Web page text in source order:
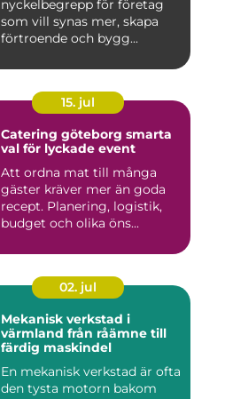
nyckelbegrepp för företag
som vill synas mer, skapa
förtroende och bygg...
15. jul
Catering göteborg smarta
val för lyckade event
Att ordna mat till många
gäster kräver mer än goda
recept. Planering, logistik,
budget och olika öns...
02. jul
Mekanisk verkstad i
värmland från råämne till
färdig maskindel
En mekanisk verkstad är ofta
den tysta motorn bakom